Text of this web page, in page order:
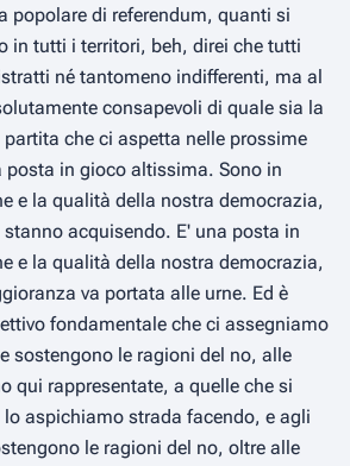
popolare di referendum, quanti si
in tutti i territori, beh, direi che tutti
né tantomeno indifferenti, ma al
consapevoli di quale sia la
che ci aspetta nelle prossime
posta in gioco altissima. Sono in
e la qualità della nostra democrazia,
acquisendo. E' una posta in
e la qualità della nostra democrazia,
va portata alle urne. Ed è
fondamentale che ci assegniamo
sostengono le ragioni del no, alle
qui rappresentate, a quelle che si
aspichiamo strada facendo, e agli
le ragioni del no, oltre alle